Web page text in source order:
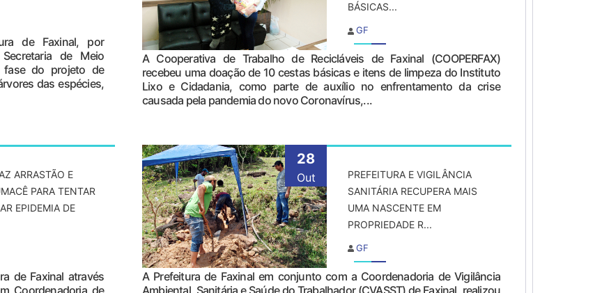
de Faxinal, por
de Meio
fase do projeto de
das espécies,
BÁSICAS...
GF
A Cooperativa de Trabalho de Recicláveis de Faxinal (COOPERFAX)
recebeu uma doação de 10 cestas básicas e itens de limpeza do Instituto
Lixo e Cidadania, como parte de auxílio no enfrentamento da crise
causada pela pandemia do novo Coronavírus,...
ARRASTÃO E
PARA TENTAR
EPIDEMIA DE
de Faxinal através
28
Out
PREFEITURA E VIGILÂNCIA
SANITÁRIA RECUPERA MAIS
UMA NASCENTE EM
PROPRIEDADE R...
GF
A Prefeitura de Faxinal em conjunto com a Coordenadoria de Vigilância